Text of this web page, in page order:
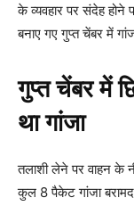
के व्यवहार पर संदेह
बनाए गए गुप्त चेंबर में
गुप्त चेंबर में
था गांजा
तलाशी लेने पर वाहन के
कुल 8 पैकेट गांजा